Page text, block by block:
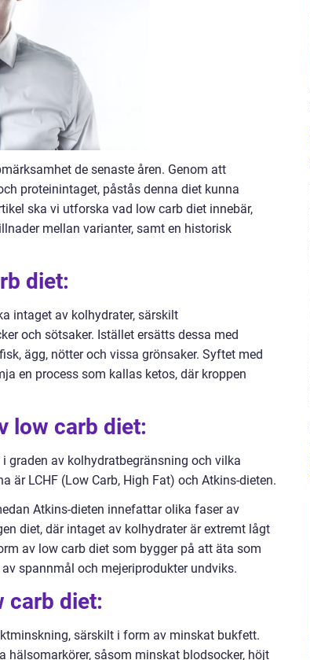
de senaste åren. Genom att
proteinintaget, påstås denna diet kunna
ska vi utforska vad low carb diet innebär,
mellan varianter, samt en historisk
diet:
intaget av kolhydrater, särskilt
och sötsaker. Istället ersätts dessa med
ägg, nötter och vissa grönsaker. Syftet med
en process som kallas ketos, där kroppen
low carb diet:
graden av kolhydratbegränsning och vilka
är LCHF (Low Carb, High Fat) och Atkins-dieten.
Atkins-dieten innefattar olika faser av
diet, där intaget av kolhydrater är extremt lågt
av low carb diet som bygger på att äta som
spannmål och mejeriprodukter undviks.
carb diet:
särskilt i form av minskat bukfett.
såsom minskat blodsocker, höjt